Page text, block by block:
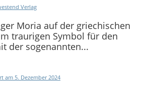
Moria auf der griechischen
traurigen Symbol für den
der sogenannten...
am 5. Dezember 2024